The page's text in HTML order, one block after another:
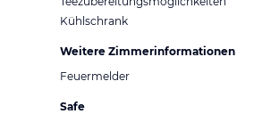
Kühlschrank
Weitere Zimmerinformationen
Feuermelder
Safe